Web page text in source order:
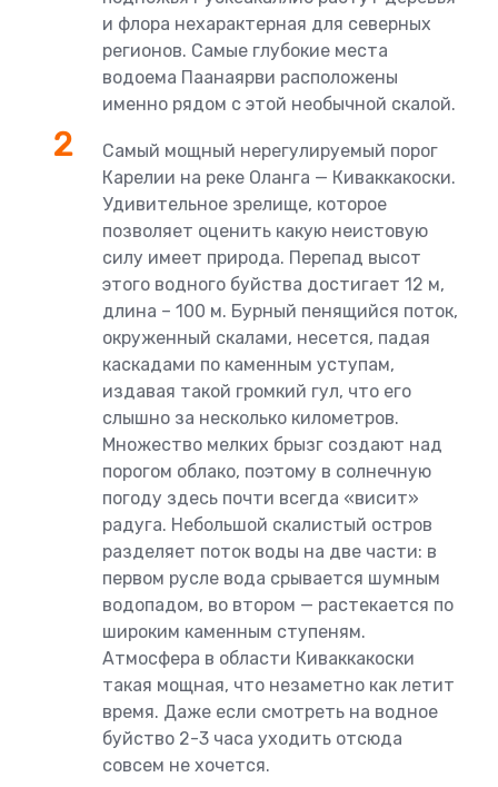
и флора нехарактерная для северных
регионов. Самые глубокие места
водоема Паанаярви расположены
именно рядом с этой необычной скалой.
Самый мощный нерегулируемый порог
Карелии на реке Оланга — Киваккакоски.
Удивительное зрелище, которое
позволяет оценить какую неистовую
силу имеет природа. Перепад высот
этого водного буйства достигает 12 м,
длина – 100 м. Бурный пенящийся поток,
окруженный скалами, несется, падая
каскадами по каменным уступам,
издавая такой громкий гул, что его
слышно за несколько километров.
Множество мелких брызг создают над
порогом облако, поэтому в солнечную
погоду здесь почти всегда «висит»
радуга. Небольшой скалистый остров
разделяет поток воды на две части: в
первом русле вода срывается шумным
водопадом, во втором — растекается по
широким каменным ступеням.
Атмосфера в области Киваккакоски
такая мощная, что незаметно как летит
время. Даже если смотреть на водное
буйство 2-3 часа уходить отсюда
совсем не хочется.